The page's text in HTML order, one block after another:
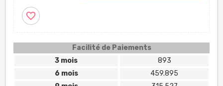
favorite_border
Facilité de Paiements
3 mois
893
6 mois
459.895